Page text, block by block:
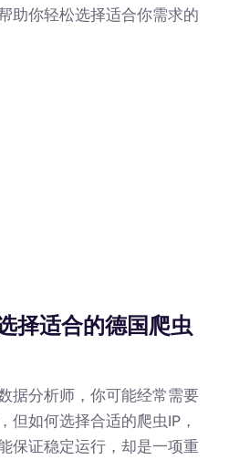
助你轻松选择适合你需求的
择适合的德国爬虫
据分析师，你可能经常需要
但如何选择合适的爬虫IP，
保证稳定运行，却是一项重